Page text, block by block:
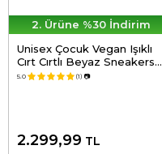
2. Ürüne %30 İndirim
Unisex Çocuk Vegan Işıklı
Cırt Cırtlı Beyaz Sneakers -
Just Go Somewhere
5.0 (1) 📷
2.299,99 TL